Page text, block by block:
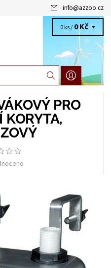
info@azzoo.cz
0 ks / 0 Kč
PRO
KORYTA,